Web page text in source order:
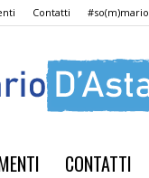
Contatti #so(m)mario
CONTATTI